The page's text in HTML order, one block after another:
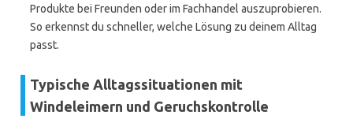
Produkte bei Freunden oder im Fachhandel auszuprobieren.
So erkennst du schneller, welche Lösung zu deinem Alltag
passt.
Typische Alltagssituationen mit
Windeleimern und Geruchskontrolle